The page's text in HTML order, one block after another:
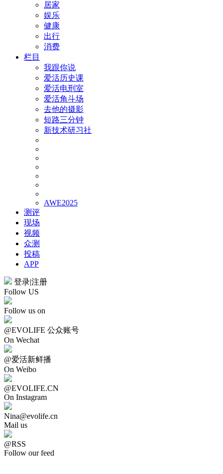
居家
娱乐
健康
出行
消费
栏目
我跟你说
爱活历史课
爱活电刑室
爱活角斗场
去他的摄影
短路三分钟
新技术研习社
AWE2025
测评
现场
视频
众测
投稿
APP
登录|注册
Follow US
Follow us on
@EVOLIFE 公众账号
On Wechat
@爱活新鲜播
On Weibo
@EVOLIFE.CN
On Instagram
Nina@evolife.cn
Mail us
@RSS
Follow our feed